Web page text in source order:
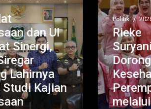
Politik 2026-08-06 03:49:00
Rieke
Suryaningsih
Dorong
Kesehatan
Perempuan
melalui Program